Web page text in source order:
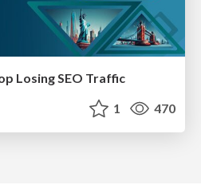
Losing SEO Traffic
1 470